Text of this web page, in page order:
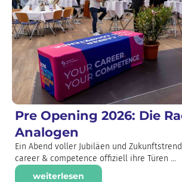
Pre Opening 2026: Die
Analogen
Ein Abend voller Jubiläen und
career & competence offiziell ihre Türen ...
weiterlesen